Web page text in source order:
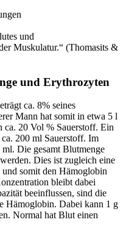
und
Muskulatur.“ (Thomasits &
und Erythrozyten
ca. 8% seines
Mann hat somit in etwa 5 l
20 Vol % Sauerstoff. Ein
200 ml Sauerstoff. Im
Die gesamt Blutmenge
Dies ist zugleich eine
somit den Hämoglobin
bleibt dabei
beeinflussen, sind die
Hämoglobin. Dabei kann 1 g
Normal hat Blut einen